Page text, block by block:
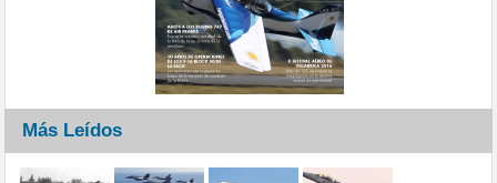
Más Leídos